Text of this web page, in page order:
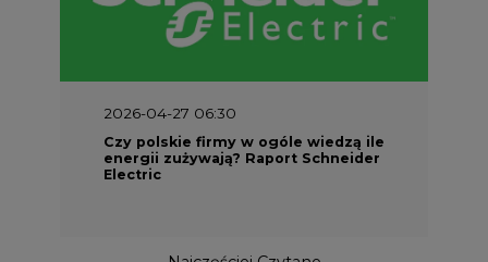
2026-04-27 06:30
Czy polskie firmy w ogóle wiedzą ile
energii zużywają? Raport Schneider
Electric